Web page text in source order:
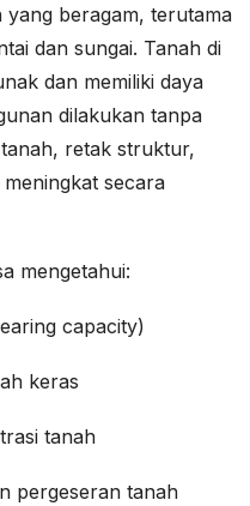
yang beragam, terutama
dan sungai. Tanah di
dan memiliki daya
dilakukan tanpa
retak struktur,
secara
mengetahui:
capacity)
keras
tanah
pergeseran tanah